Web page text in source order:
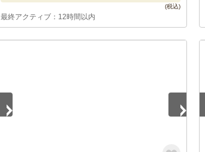
最終アクティブ：12時間以内